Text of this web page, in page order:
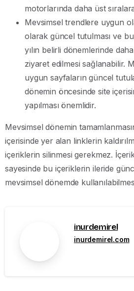
motorlarında daha üst
Mevsimsel trendlere uygun
olarak güncel tutulması ve
yılın belirli dönemlerinde
ziyaret edilmesi sağlanabilir.
uygun sayfaların güncel
dönemin öncesinde site
yapılması önemlidir.
Mevsimsel dönemin
içerisinde yer alan linklerin
içeriklerin silinmesi gerekmez.
sayesinde bu içeriklerin ileride
mevsimsel dönemde
inurdemirel
inurdemirel.com